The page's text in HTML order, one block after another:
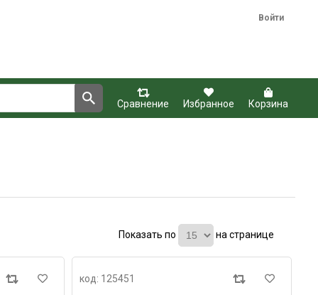
Войти
Сравнение Избранное Корзина
Показать по на странице
код: 125451